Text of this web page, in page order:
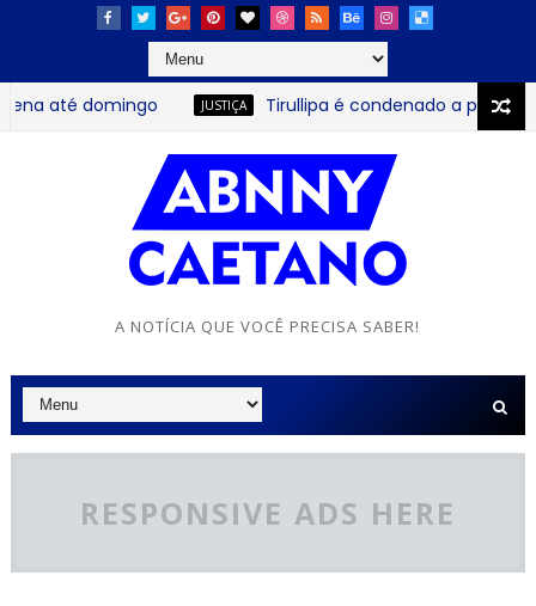
domingo JUSTIÇA Tirullipa é condenado a pagar R$ 30
A NOTÍCIA QUE VOCÊ PRECISA SABER!
RESPONSIVE ADS HERE